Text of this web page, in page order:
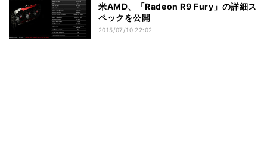
米AMD、「Radeon R9 Fury」の詳細ス
ペックを公開
2015/07/10 22:02